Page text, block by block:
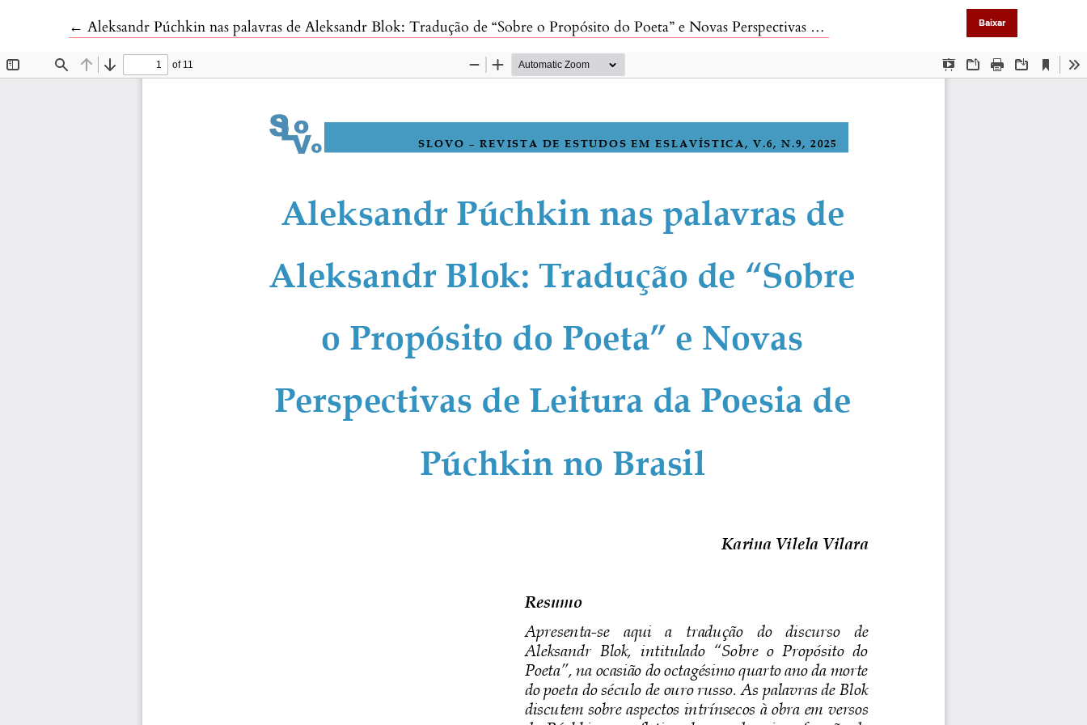
← Voltar aos Detalhes do Artigo
Aleksandr Púchkin nas palavras de Aleksandr Blok: Tradução de “Sobre o Propósito do Poeta” e Novas Perspectivas de Leitura da Poesia de Púchkin no Brasil Baixar